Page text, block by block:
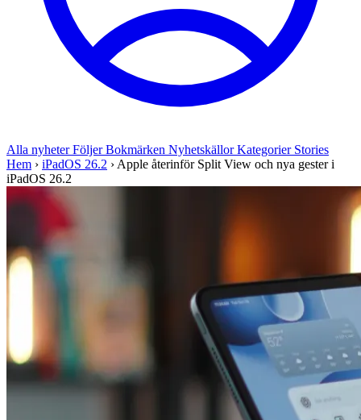
Alla nyheterFöljerBokmärken NyhetskällorKategorier Stories
Hem › iPadOS 26.2 › Apple återinför Split View och nya gester i
iPadOS 26.2